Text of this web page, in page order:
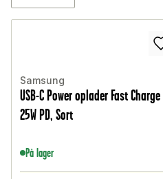
Samsung
USB-C Power oplader Fast Charge
25W PD, Sort
På lager